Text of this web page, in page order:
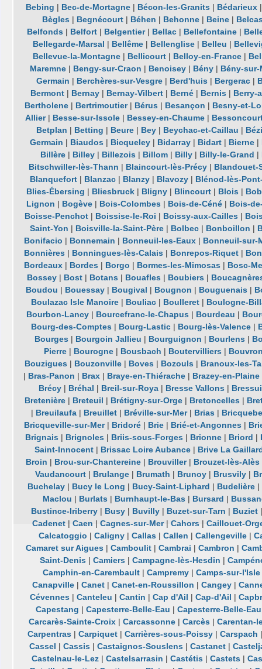
Bebing | Bec-de-Mortagne | Bécon-les-Granits | Bédarieux
Bègles | Begnécourt| Béhen | Behonne| Beine|
Belfonds | Belfort | Belgentier| Bellac | Bellefontaine |
Bellegarde-Marsal | Bellême | Bellenglise | Belleu |
Bellevue-la-Montagne| Bellicourt| Belloy-en-France|
Maremne | Bengy-sur-Craon | Benoisey | Bény | Bény-sur-
Germain | Berchères-sur-Vesgre | Berd'huis | Bergerac |
Bermont| Bernay| Bernay-Vilbert| Berné| Bernis | Berry-
Bertholene | Bertrimoutier | Bérus | Besançon | Besny-et-
Allier| Besse-sur-Issole| Bessey-en-Chaume|
Betplan | Betting | Beure | Bey | Beychac-et-Caillau |
Germain | Biaudos | Bicqueley| Bidarray| Bidart| Bierne|
Billère| Billey| Billezois | Billom| Billy| Billy-le-Grand |
Bitschwiller-lès-Thann | Blaincourt-lès-Précy| Blandouet-
Blanquefort| Blanzac| Blanzy| Blavozy| Blénod-lès-
Blies-Ébersing | Bliesbruck| Bligny| Blincourt| Blois |
Lignon | Bogève| Bois-Colombes | Bois-de-Céné| Bois-
Boisse-Penchot| Boissise-le-Roi | Boissy-aux-Cailles |
Saint-Yon | Boisville-la-Saint-Père| Bolbec| Bonboillon |
Bonifacio | Bonnemain | Bonneuil-les-Eaux | Bonneuil-sur-
Bonnières | Bonningues-lès-Calais | Bonrepos-Riquet|
Bordeaux| Bordes | Borgo | Bormes-les-Mimosas | Bosc-
Bossey| Bost| Botans | Bouafles | Boubiers |
Boudou | Bouessay| Bougival | Bougnon | Bouguenais |
Boulazac Isle Manoire | Bouliac | Boulleret | Boulogne-
Bourbon-Lancy| Bourcefranc-le-Chapus | Bourdeau |
Bourg-des-Comptes | Bourg-Lastic| Bourg-lès-Valence|
Bourges | Bourgoin Jallieu | Bourguignon | Bourlens |
Pierre| Bourogne| Bousbach | Boutervilliers |
Bouzigues | Bouzonville| Boves | Bozouls | Branoux-les-
| Bras-Panon | Brax | Braye-en-Thiérache | Brazey-en-Plaine
Brécy| Bréhal | Breil-sur-Roya| Bresse Vallons |
Bretenière | Breteuil | Brétigny-sur-Orge | Bretoncelles |
| Breuilaufa | Breuillet | Bréville-sur-Mer| Brias |
Bricqueville-sur-Mer| Bridoré| Brie| Brié-et-Angonnes |
Brignais | Brignoles | Briis-sous-Forges | Brionne| Briord |
Saint-Innocent| Brissac Loire Aubance| Brive La
Broin | Brou-sur-Chantereine | Brouviller| Brouzet-lès-Alès
Vaudancourt| Brulange| Brumath | Brunoy| Brusvily|
Buchelay| Bucy le Long | Bucy-Saint-Liphard | Budelière|
Maclou | Burlats | Burnhaupt-le-Bas | Bursard |
Bustince-Iriberry | Busy | Buvilly | Buzet-sur-Tarn | Buziet
Cadenet |Caen |Cagnes-sur-Mer|Cahors |Caillouet-
Calcatoggio | Caligny| Callas| Callen | Callengeville|
Camaret sur Aigues |Camboulit |Cambrai |Cambron |
Saint-Denis| Camiers| Campagne-lès-Hesdin |
Camphin-en-Carembault| Campremy| Camps-sur-l'Isle
Canapville |Canet |Canet-en-Roussillon |Cangey |
Cévennes |Canteleu |Cantin |Cap d'Ail |Cap-d'Ail |
Capestang | Capesterre-Belle-Eau | Capesterre-Belle-Eau
Carcarès-Sainte-Croix |Carcassonne |Carcès |Carentan-
Carpentras| Carpiquet| Carrières-sous-Poissy| Carspach
Cassel | Cassis| Castaignos-Souslens| Castanet|
Castelnau-le-Lez |Castelsarrasin |Castétis |Castets |